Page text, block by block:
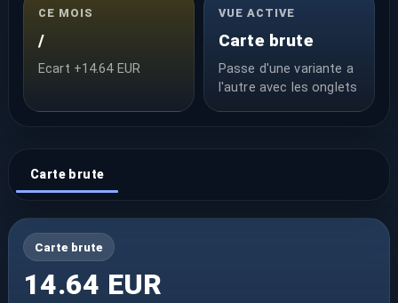
CE MOIS
/
Ecart +14.64 EUR
VUE ACTIVE
Carte brute
Passe d'une variante a
l'autre avec les onglets
Carte brute
Carte brute
14.64 EUR